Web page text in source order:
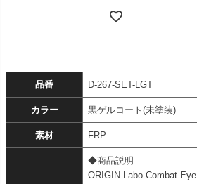
品番 D-267-SET-LGT
カラー 黒ゲルコート(未塗装)
素材 FRP
◆商品説明
ORIGIN Labo Combat Eye